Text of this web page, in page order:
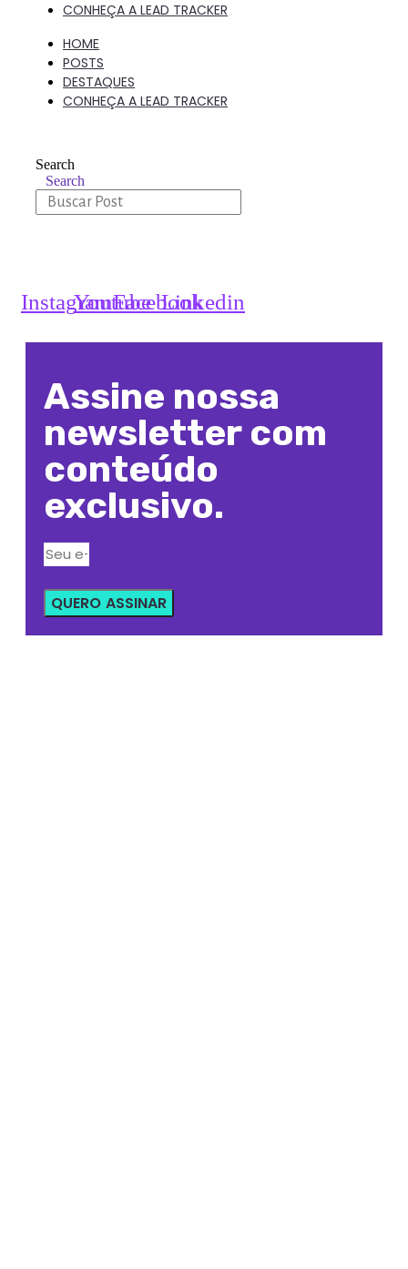
CONHEÇA A LEAD TRACKER
HOME
POSTS
DESTAQUES
CONHEÇA A LEAD TRACKER
Search
Search
InstagramYoutubeFacebookLinkedin
Assine nossa
newsletter com
conteúdo
exclusivo.
QUERO ASSINAR